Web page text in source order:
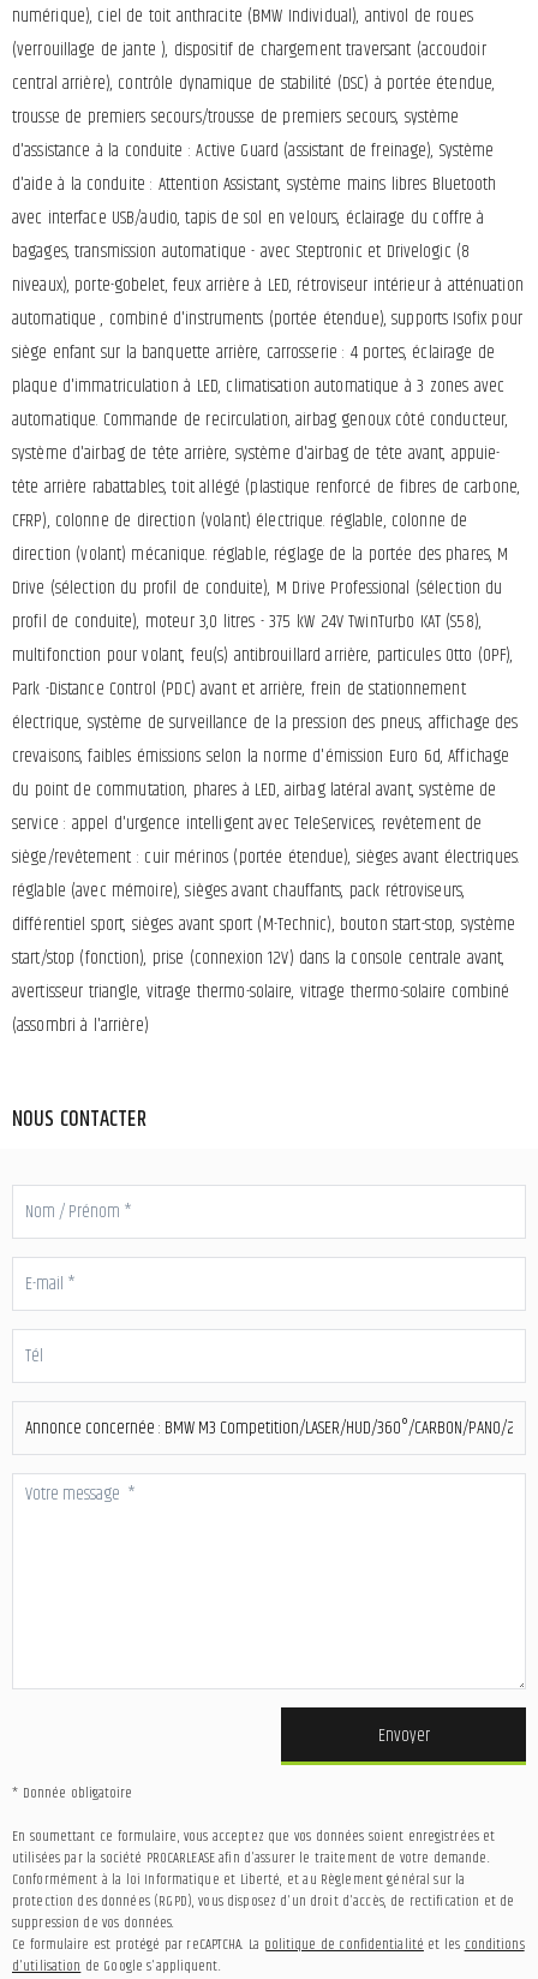
numérique), ciel de toit anthracite (BMW Individual), antivol de roues
(verrouillage de jante ), dispositif de chargement traversant (accoudoir
central arrière), contrôle dynamique de stabilité (DSC) à portée étendue,
trousse de premiers secours/trousse de premiers secours, système
d'assistance à la conduite : Active Guard (assistant de freinage), Système
d'aide à la conduite : Attention Assistant, système mains libres Bluetooth
avec interface USB/audio, tapis de sol en velours, éclairage du coffre à
bagages, transmission automatique - avec Steptronic et Drivelogic (8
niveaux), porte-gobelet, feux arrière à LED, rétroviseur intérieur à atténuation
automatique , combiné d'instruments (portée étendue), supports Isofix pour
siège enfant sur la banquette arrière, carrosserie : 4 portes, éclairage de
plaque d'immatriculation à LED, climatisation automatique à 3 zones avec
automatique. Commande de recirculation, airbag genoux côté conducteur,
système d'airbag de tête arrière, système d'airbag de tête avant, appuie-
tête arrière rabattables, toit allégé (plastique renforcé de fibres de carbone,
CFRP), colonne de direction (volant) électrique. réglable, colonne de
direction (volant) mécanique. réglable, réglage de la portée des phares, M
Drive (sélection du profil de conduite), M Drive Professional (sélection du
profil de conduite), moteur 3,0 litres - 375 kW 24V TwinTurbo KAT (S58),
multifonction pour volant, feu(s) antibrouillard arrière, particules Otto (OPF),
Park -Distance Control (PDC) avant et arrière, frein de stationnement
électrique, système de surveillance de la pression des pneus, affichage des
crevaisons, faibles émissions selon la norme d'émission Euro 6d, Affichage
du point de commutation, phares à LED, airbag latéral avant, système de
service : appel d'urgence intelligent avec TeleServices, revêtement de
siège/revêtement : cuir mérinos (portée étendue), sièges avant électriques.
réglable (avec mémoire), sièges avant chauffants, pack rétroviseurs,
différentiel sport, sièges avant sport (M-Technic), bouton start-stop, système
start/stop (fonction), prise (connexion 12V) dans la console centrale avant,
avertisseur triangle, vitrage thermo-solaire, vitrage thermo-solaire combiné
(assombri à l'arrière)
NOUS CONTACTER
Envoyer
* Donnée obligatoire
En soumettant ce formulaire, vous acceptez que vos données soient enregistrées et
utilisées par la société PROCARLEASE afin d'assurer le traitement de votre demande.
Conformément à la loi Informatique et Liberté, et au Règlement général sur la
protection des données (RGPD), vous disposez d'un droit d'accès, de rectification et de
suppression de vos données.
Ce formulaire est protégé par reCAPTCHA. La politique de confidentialité et les conditions
d'utilisation de Google s'appliquent.